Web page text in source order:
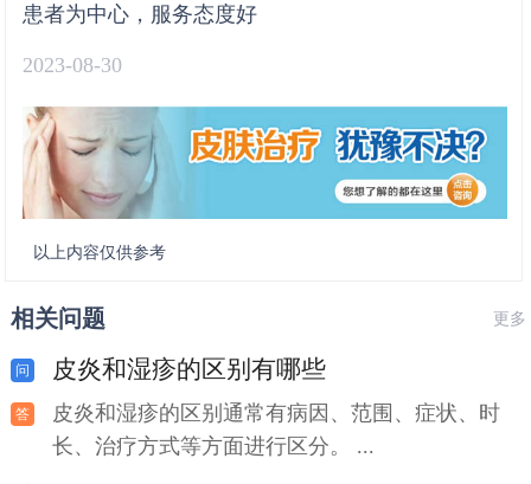
患者为中心，服务态度好
2023-08-30
以上内容仅供参考
相关问题 更多
皮炎和湿疹的区别有哪些
皮炎和湿疹的区别通常有病因、范围、症状、时
长、治疗方式等方面进行区分。 ...